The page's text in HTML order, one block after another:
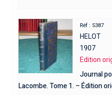
Réf : 5387
HELOT
1907
Edition
Journal
Lacombe. Tome 1. – Édition